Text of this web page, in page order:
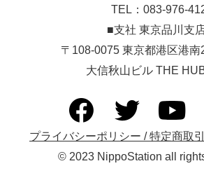
TEL：083-976-
■支社 東京品川支
〒108-0075 東京都港区港南
大信秋山ビル THE HUB
プライバシーポリシー / 特定商取
© 2023 NippoStation all